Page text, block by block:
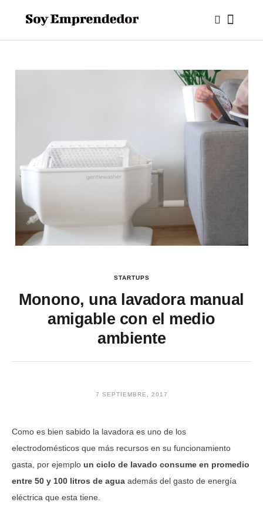
STARTUPS
Monono, una lavadora manual
amigable con el medio
ambiente
7 SEPTIEMBRE, 2017
Como es bien sabido la lavadora es uno de los
electrodomésticos que más recursos en su funcionamiento
gasta, por ejemplo un ciclo de lavado consume en promedio
entre 50 y 100 litros de agua además del gasto de energía
eléctrica que esta tiene.